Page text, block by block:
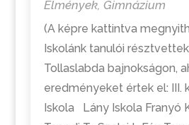
Élmények, Gimnázium
(A képre kattintva
Iskolánk tanulói
Tollaslabda bajnokságon,
eredményeket értek el: III.
Iskola Lány Iskola Franyó